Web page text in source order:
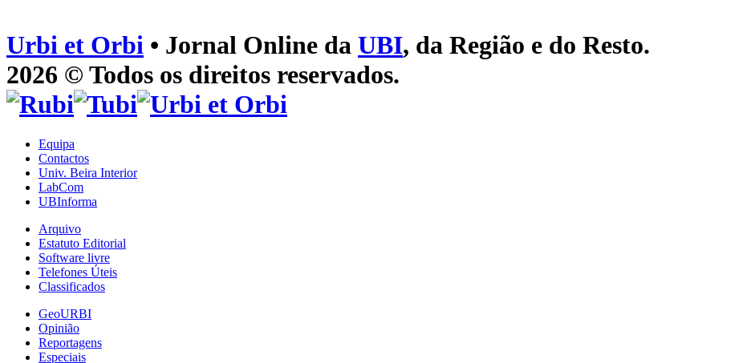
Urbi et Orbi • Jornal Online da UBI, da Região e do Resto.
2026 © Todos os direitos reservados.
Equipa
Contactos
Univ. Beira Interior
LabCom
UBInforma
Arquivo
Estatuto Editorial
Software livre
Telefones Úteis
Classificados
GeoURBI
Opinião
Reportagens
Especiais